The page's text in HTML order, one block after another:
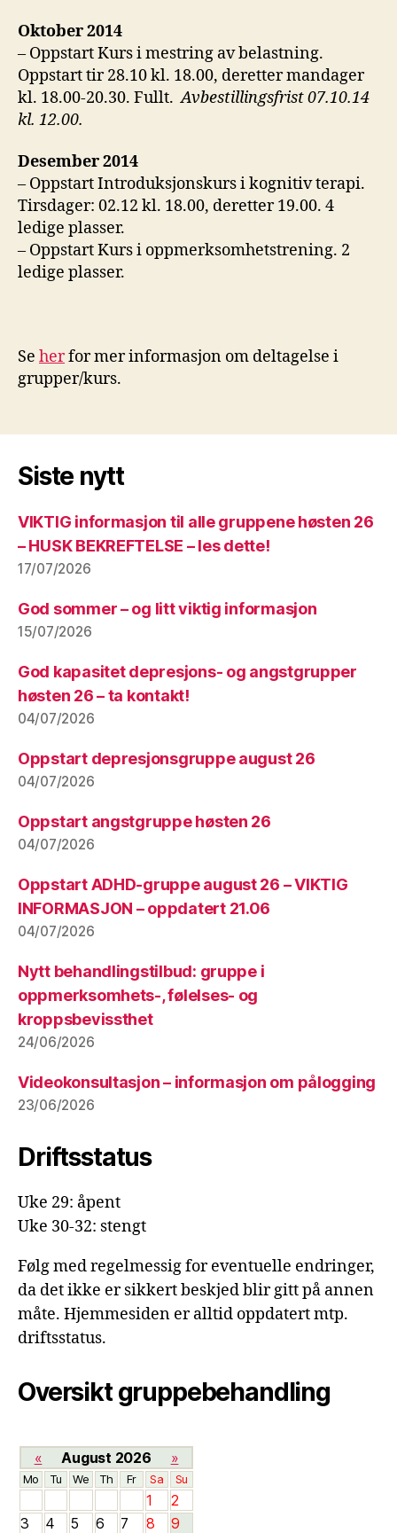
Oktober 2014
– Oppstart Kurs i mestring av belastning.
Oppstart tir 28.10 kl. 18.00, deretter mandager
kl. 18.00-20.30. Fullt.Avbestillingsfrist 07.10.14
kl. 12.00.
Desember 2014
– Oppstart Introduksjonskurs i kognitiv terapi.
Tirsdager: 02.12 kl. 18.00, deretter 19.00. 4
ledige plasser.
– Oppstart Kurs i oppmerksomhetstrening. 2
ledige plasser.
Se herfor mer informasjon om deltagelse i
grupper/kurs.
Siste nytt
VIKTIG informasjon til alle gruppene høsten 26
– HUSK BEKREFTELSE – les dette!
17/07/2026
God sommer – og litt viktig informasjon
15/07/2026
God kapasitet depresjons- og angstgrupper
høsten 26 – ta kontakt!
04/07/2026
Oppstart depresjonsgruppe august 26
04/07/2026
Oppstart angstgruppe høsten 26
04/07/2026
Oppstart ADHD-gruppe august 26 – VIKTIG
INFORMASJON – oppdatert 21.06
04/07/2026
Nytt behandlingstilbud: gruppe i
oppmerksomhets-, følelses- og
kroppsbevissthet
24/06/2026
Videokonsultasjon – informasjon om pålogging
23/06/2026
Driftsstatus
Uke 29: åpent
Uke 30-32: stengt
Følg med regelmessig for eventuelle endringer,
da det ikke er sikkert beskjed blir gitt på annen
måte. Hjemmesiden er alltid oppdatert mtp.
driftsstatus.
Oversikt gruppebehandling
« August 2026 »
Mo Tu We Th Fr Sa Su
1
2
3
4 5 6 7 8
9